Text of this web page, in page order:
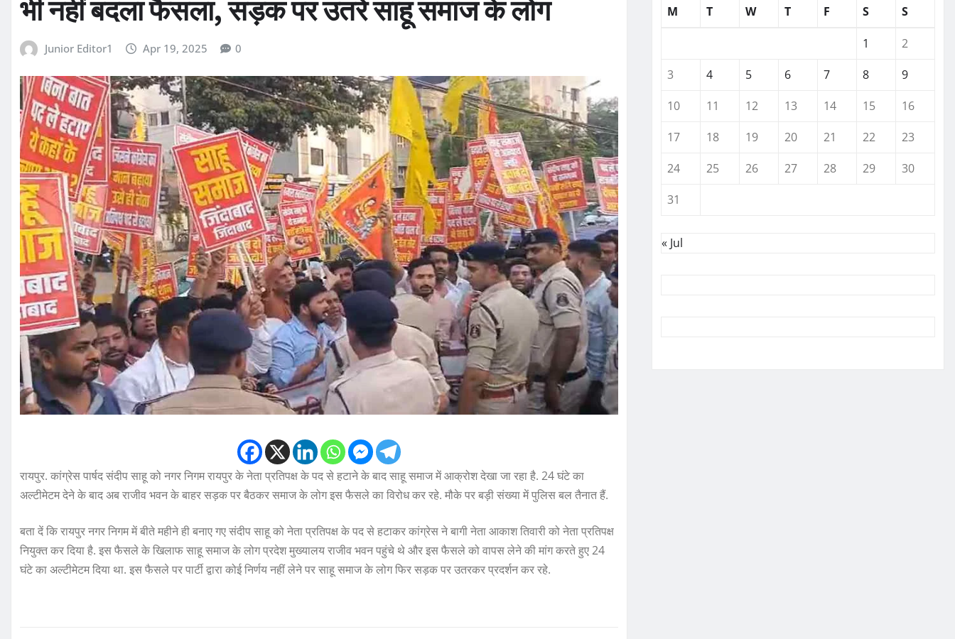
भी नहीं बदला फैसला, सड़क पर उतरे साहू समाज के लोग
Junior Editor1 Apr 19, 2025 0
रायपुर. कांग्रेस पार्षद संदीप साहू को नगर निगम रायपुर के नेता प्रतिपक्ष के पद से हटाने के बाद साहू समाज में आक्रोश देखा जा रहा है. 24 घंटे का
अल्टीमेटम देने के बाद अब राजीव भवन के बाहर सड़क पर बैठकर समाज के लोग इस फैसले का विरोध कर रहे. मौके पर बड़ी संख्या में पुलिस बल तैनात हैं.
बता दें कि रायपुर नगर निगम में बीते महीने ही बनाए गए संदीप साहू को नेता प्रतिपक्ष के पद से हटाकर कांग्रेस ने बागी नेता आकाश तिवारी को नेता प्रतिपक्ष
नियुक्त कर दिया है. इस फैसले के खिलाफ साहू समाज के लोग प्रदेश मुख्यालय राजीव भवन पहुंचे थे और इस फैसले को वापस लेने की मांग करते हुए 24
घंटे का अल्टीमेटम दिया था. इस फैसले पर पार्टी द्वारा कोई निर्णय नहीं लेने पर साहू समाज के लोग फिर सड़क पर उतरकर प्रदर्शन कर रहे.
M
T W T F S S
1
2
3
4 5 6 7 8
9
10
11 12 13 14 15
16
17
18 19 20 21 22
23
24
25 26 27 28 29
30
31
« Jul